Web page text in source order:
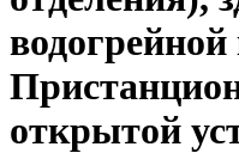
открытой